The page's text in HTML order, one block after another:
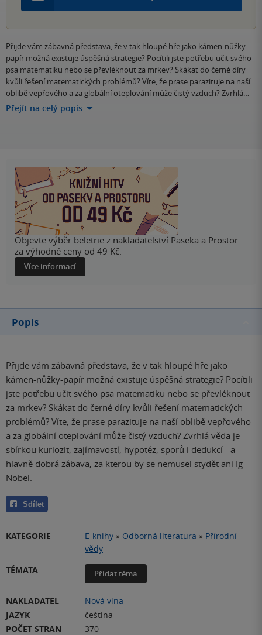
Přijde vám zábavná představa, že v tak hloupé hře jako kámen-nůžky-
papír možná existuje úspěšná strategie? Pocítili jste potřebu učit svého
psa matematiku nebo se převléknout za mrkev? Skákat do černé díry
kvůli řešení matematických problémů? Víte, že prase parazituje na naší
oblibě vepřového a za globální oteplování může čistý vzduch? Zvrhlá…
Přejít na celý popis
Objevte výběr beletrie z nakladatelství Paseka a Prostor
za výhodné ceny od 49 Kč.
Více informací
Popis
Přijde vám zábavná představa, že v tak hloupé hře jako
kámen-nůžky-papír možná existuje úspěšná strategie? Pocítili
jste potřebu učit svého psa matematiku nebo se převléknout
za mrkev? Skákat do černé díry kvůli řešení matematických
problémů? Víte, že prase parazituje na naší oblibě vepřového
a za globální oteplování může čistý vzduch? Zvrhlá věda je
sbírkou kuriozit, zajímavostí, hypotéz, sporů i dedukcí - a
hlavně dobrá zábava, za kterou by se nemusel stydět ani Ig
Nobel.
Sdílet
KATEGORIE E-knihy » Odborná literatura » Přírodní
vědy
TÉMATA
Přidat téma
NAKLADATEL
Nová vlna
JAZYK
čeština
POČET STRAN
370